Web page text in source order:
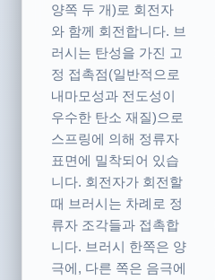
트(이 단순 모델에서는
양쪽 두 개)로 회전자
와 함께 회전합니다. 브
러시는 탄성을 가진 고
정 접촉점(일반적으로
내마모성과 전도성이
우수한 탄소 재질)으로
스프링에 의해 정류자
표면에 밀착되어 있습
니다. 회전자가 회전할
때 브러시는 차례로 정
류자 조각들과 접촉합
니다. 브러시 한쪽은 양